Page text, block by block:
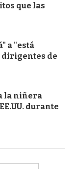
que las
a "está
dirigentes de
la niñera
durante